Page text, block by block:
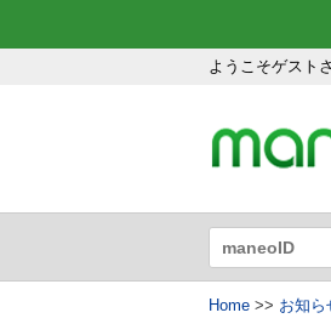
ようこそゲスト
Home >> お知ら